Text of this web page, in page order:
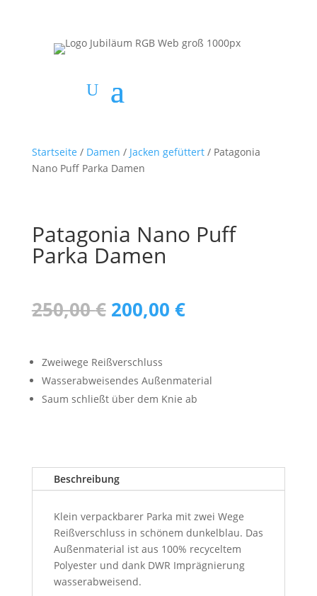
Startseite / Damen / Jacken gefüttert/ Patagonia
Nano Puff Parka Damen
Patagonia Nano Puff
Parka Damen
250,00€ Ursprünglicher
Preis
250,00 €
200,00 €Aktueller
Preis
Zweiwege Reißverschluss
Wasserabweisendes Außenmaterial
Saum schließt über dem Knie ab
Beschreibung
Klein verpackbarer Parka mit zwei Wege
Reißverschluss in schönem dunkelblau. Das
Außenmaterial ist aus 100% recyceltem
Polyester und dank DWR Imprägnierung
wasserabweisend.